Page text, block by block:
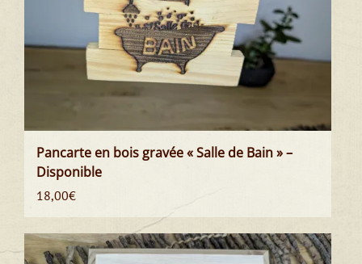
Pancarte en bois gravée « Salle de Bain » –
Disponible
18,00€